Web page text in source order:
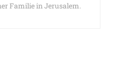
Familie in Jerusalem.